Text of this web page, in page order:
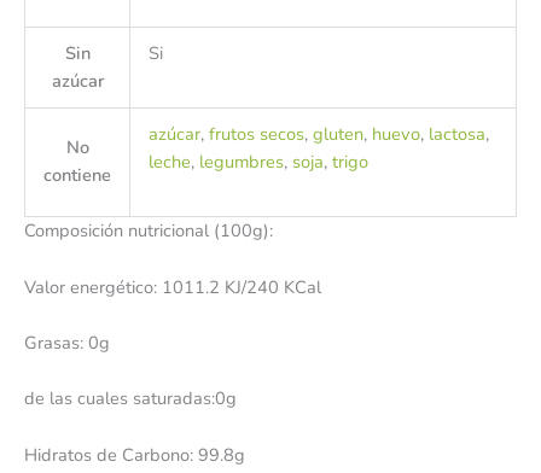
Sin
azúcar
Si
No
contiene
azúcar, frutos secos, gluten, huevo, lactosa,
leche, legumbres, soja, trigo
Composición nutricional (100g):
Valor energético: 1011.2 KJ/240 KCal
Grasas: 0g
de las cuales saturadas:0g
Hidratos de Carbono: 99.8g